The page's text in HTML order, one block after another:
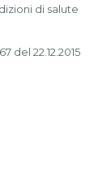
di salute
del 22.12.2015